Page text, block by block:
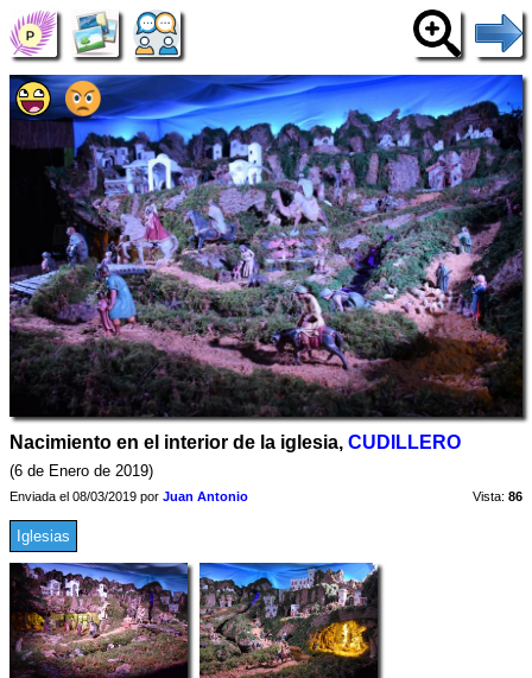
Nacimiento en el interior de la iglesia, CUDILLERO
(6 de Enero de 2019)
Enviada el 08/03/2019 por Juan Antonio Vista: 86
Iglesias